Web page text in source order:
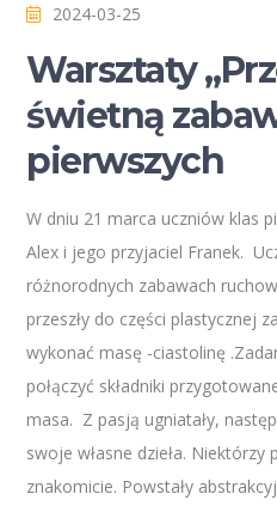
2024-03-25
Warsztaty
świetną
pierwszych
W dniu 21 marca uczniów klas
Alex i jego przyjaciel Franek.
różnorodnych zabawach
przeszły do części plastycznej
wykonać masę -ciastolinę
połączyć składniki
masa. Z pasją ugniatały,
swoje własne dzieła. Niektórzy
znakomicie. Powstały